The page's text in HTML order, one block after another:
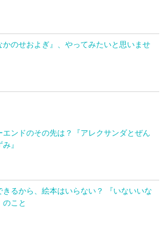
かのせおよぎ』、やってみたいと思いませ
エンドのその先は？『アレクサンダとぜん
』
きるから、絵本はいらない？ 『いないいな
のこと